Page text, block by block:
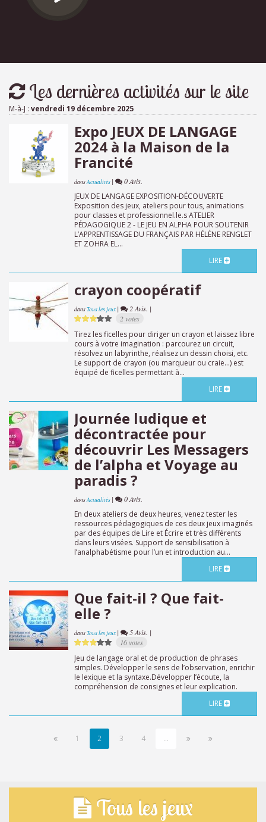
Les dernières activités sur le site
M-à-J : vendredi 19 décembre 2025
Expo JEUX DE LANGAGE
2024 à la Maison de la
Francité
dansActualités | 0 Avis.
JEUX DE LANGAGE EXPOSITION-DÉCOUVERTE
Exposition des jeux, ateliers pour tous, animations
pour classes et professionnel.le.s ATELIER
PÉDAGOGIQUE 2 - LE JEU EN ALPHA POUR SOUTENIR
L’APPRENTISSAGE DU FRANÇAIS PAR HÉLÈNE RENGLET
ET ZOHRA EL...
LIRE
crayon coopératif
dansTous les jeux |
2 Avis. |
2 votes
Tirez les ficelles pour diriger un crayon et laissez libre
cours à votre imagination : parcourez un circuit,
résolvez un labyrinthe, réalisez un dessin choisi, etc.
Le support de crayon (ou marqueur ou craie…) est
équipé de ficelles permettant à...
LIRE
Journée ludique et
décontractée pour
découvrir Les Messagers
de l’alpha et Voyage au
paradis ?
dansActualités | 0 Avis.
En deux ateliers de deux heures, venez tester les
ressources pédagogiques de ces deux jeux imaginés
par des équipes de Lire et Écrire et très différents
dans leurs visées. Support de sensibilisation à
l’analphabétisme pour l’un et introduction au...
LIRE
Que fait-il ? Que fait-
elle ?
dansTous les jeux |
5 Avis. |
16 votes
Jeu de langage oral et de production de phrases
simples. Développer le sens de l’observation, enrichir
le lexique et la syntaxe.Développer l’écoute, la
compréhension de consignes et leur explication.
LIRE
1 2 3 4 ...
Tous les jeux